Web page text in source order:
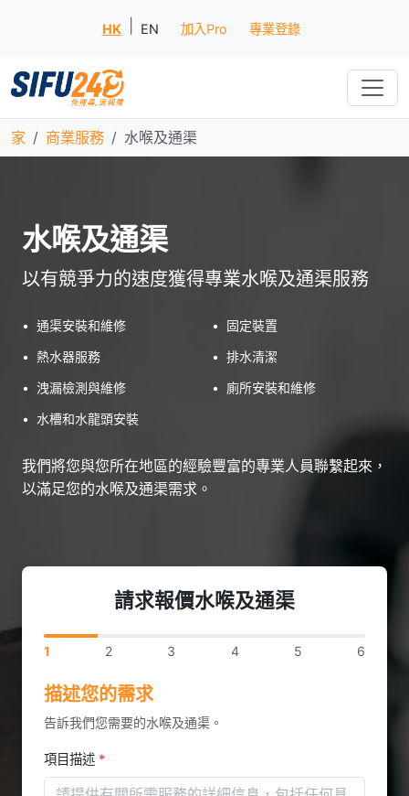
HK EN 加入Pro 專業登錄
家 商業服務 水喉及通渠
水喉及通渠
以有競爭力的速度獲得專業水喉及通渠服務
• 通渠安裝和維修 •
固定裝置
• 熱水器服務 • 排水清潔
• 洩漏檢測與維修 •
廁所安裝和維修
•
水槽和水龍頭安裝
我們將您與您所在地區的經驗豐富的專業人員聯繫起來，
以滿足您的水喉及通渠需求。
請求報價水喉及通渠
1 2 3 4 5 6
描述您的需求
告訴我們您需要的水喉及通渠。
項目描述 *